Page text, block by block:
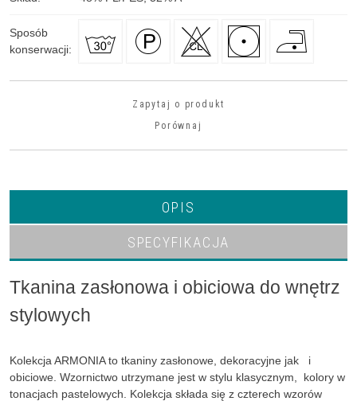
Sposób
konserwacji:
Zapytaj o produkt
Porównaj
OPIS
SPECYFIKACJA
Tkanina zasłonowa i obiciowa do wnętrz
stylowych
Kolekcja ARMONIA to tkaniny zasłonowe, dekoracyjne jak i
obiciowe. Wzornictwo utrzymane jest w stylu klasycznym, kolory w
tonacjach pastelowych. Kolekcja składa się z czterech wzorów